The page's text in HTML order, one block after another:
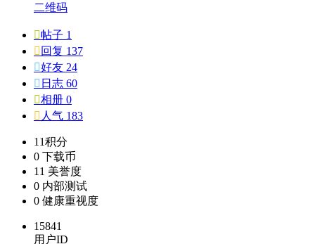
二维码
帖子 1
 回复 137
好友 24
 日志 60
相册 0
 人气 183
11积分
0 下载币
11 美誉度
0 内部测试
0 健康重视度
15841
用户ID